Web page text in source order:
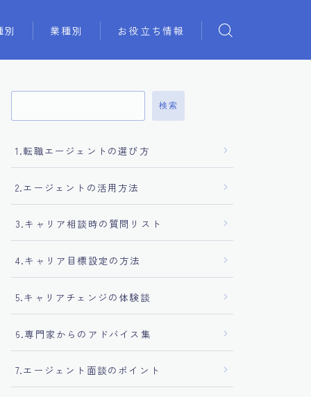
別 業種別 お役立ち情報
検索
1.転職エージェントの選び方
2.エージェントの活用方法
3.キャリア相談時の質問リスト
4.キャリア目標設定の方法
5.キャリアチェンジの体験談
6.専門家からのアドバイス集
7.エージェント面談のポイント